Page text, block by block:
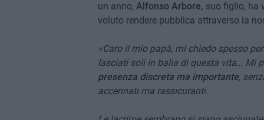
un anno, Alfonso Arbore, suo figlio, ha
voluto rendere pubblica attraverso la
«Caro il mio papà, mi chiedo spesso
lasciati soli in balia di questa vita… Mi
presenza discreta ma importante,
accennati ma rassicuranti.